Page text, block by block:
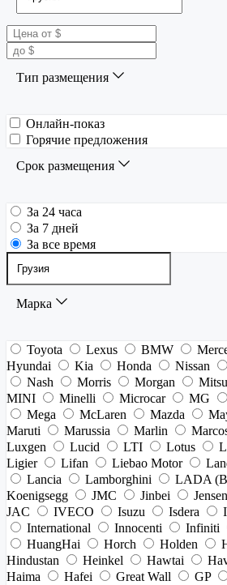
Тип размещения
Онлайн-показ
Горячие предложения
Срок размещения
За 24 часа
За 7 дней
За все время
Марка
Toyota Lexus BMW
Hyundai
Kia Honda Nissan
Nash
Morris Morgan
MINI
Minelli Microcar MG
Mega
McLaren Mazda
Maruti
Marussia Marlin
Luxgen
Lucid LTI Lotus
Ligier
Lifan Liebao Motor
Lancia
Lamborghini LADA
Koenigsegg
JMC Jinbei Jensen
JAC
IVECO Isuzu Isdera
International
Innocenti Infiniti
HuangHai
Horch Holden
Hindustan
Heinkel Hawtai
Haima
Hafei Great Wall GP